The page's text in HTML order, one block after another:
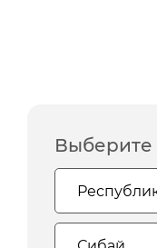
Выберите